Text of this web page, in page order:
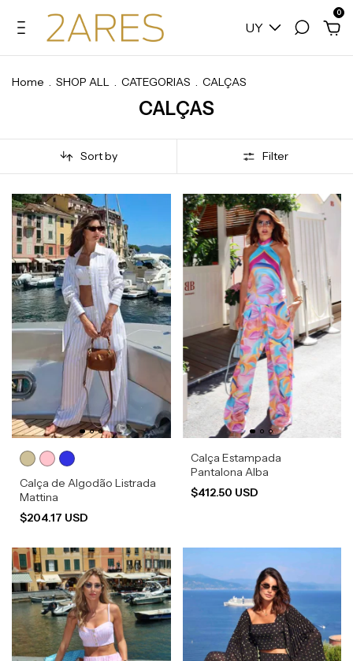
UY
0
Home . SHOP ALL . CATEGORIAS . CALÇAS
CALÇAS
Sort by Filter
Calça de Algodão Listrada
Mattina
$204.17 USD
Calça Estampada
Pantalona Alba
$412.50 USD